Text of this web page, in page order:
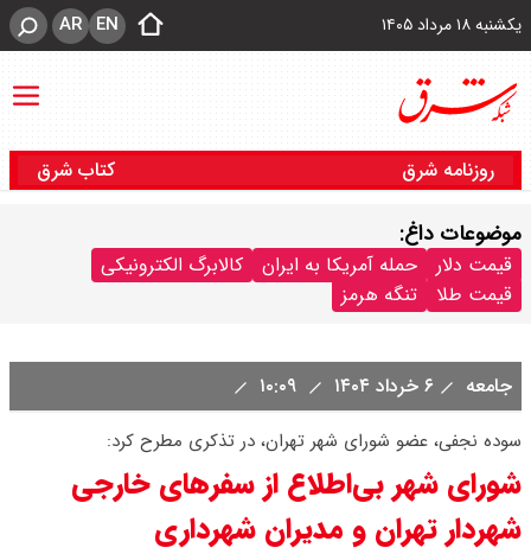
یکشنبه ۱۸ مرداد ۱۴۰۵ EN
AR
روزنامه شرق کتاب شرق
موضوعات داغ:
قیمت دلار حمله آمریکا به ایران
کالابرگ الکترونیکی
قیمت طلا
تنگه هرمز
جامعه ۶ خرداد ۱۴۰۴
سوده نجفی، عضو شورای شهر تهران، در تذکری مطرح کرد:
شورای شهر بی‌اطلاع از سفرهای خارجی
شهردار تهران و مدیران شهرداری